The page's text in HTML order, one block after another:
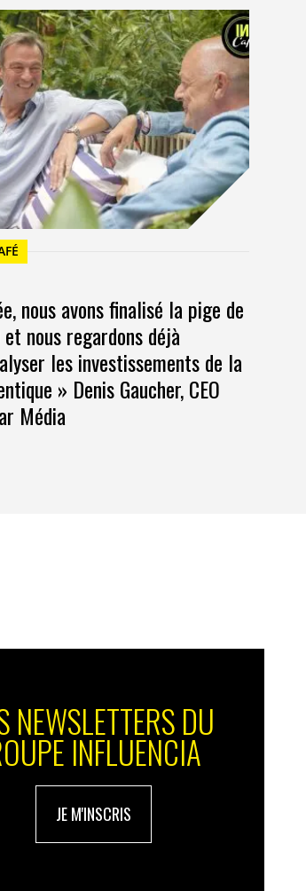
nous avons finalisé la pige de
et nous regardons déjà
les investissements de la
» Denis Gaucher, CEO
Média
NEWSLETTERS DU
INFLUENCIA
JE M'INSCRIS